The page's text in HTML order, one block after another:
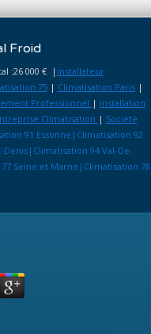
Froid
:26 000 € | installateur
75| Climatisation Paris|
Professionnel | installation
Climatisation | Société
91 Essonne|Climatisation 92
94 Val-De-
Seine et Marne|Climatisation 78